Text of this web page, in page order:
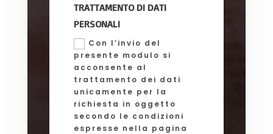
TRATTAMENTO DI DATI
PERSONALI
Con l’invio del
presente modulo si
acconsente al
trattamento dei dati
unicamente per la
richiesta in oggetto
secondo le condizioni
espresse nella pagina